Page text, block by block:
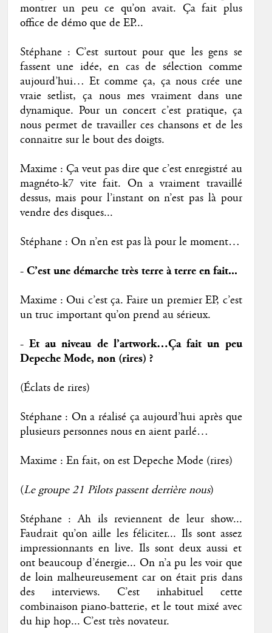
montrer un peu ce qu’on avait. Ça fait plus
office de démo que de EP...
Stéphane : C’est surtout pour que les gens se
fassent une idée, en cas de sélection comme
aujourd’hui… Et comme ça, ça nous crée une
vraie setlist, ça nous mes vraiment dans une
dynamique. Pour un concert c’est pratique, ça
nous permet de travailler ces chansons et de les
connaitre sur le bout des doigts.
Maxime : Ça veut pas dire que c’est enregistré au
magnéto-k7 vite fait. On a vraiment travaillé
dessus, mais pour l’instant on n’est pas là pour
vendre des disques...
Stéphane : On n’en est pas là pour le moment…
- C’est une démarche très terre à terre en fait...
Maxime : Oui c’est ça. Faire un premier EP, c’est
un truc important qu’on prend au sérieux.
- Et au niveau de l’artwork…Ça fait un peu
Depeche Mode, non (rires) ?
(Éclats de rires)
Stéphane : On a réalisé ça aujourd’hui après que
plusieurs personnes nous en aient parlé…
Maxime : En fait, on est Depeche Mode (rires)
(Le groupe 21 Pilots passent derrière nous)
Stéphane : Ah ils reviennent de leur show...
Faudrait qu’on aille les féliciter... Ils sont assez
impressionnants en live. Ils sont deux aussi et
ont beaucoup d’énergie... On n’a pu les voir que
de loin malheureusement car on était pris dans
des interviews. C’est inhabituel cette
combinaison piano-batterie, et le tout mixé avec
du hip hop... C’est très novateur.